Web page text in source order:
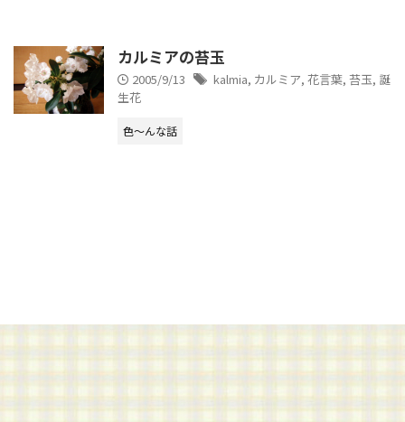
カルミアの苔玉
2005/9/13 kalmia, カルミア, 花言葉, 苔玉, 誕
生花
色～んな話